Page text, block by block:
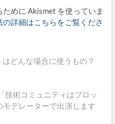
めに Akismet を使っていま
詳細はこちらをご覧くださ
どんな場合に使うもの？
技術コミュニティはブロッ
デレーターで出演します